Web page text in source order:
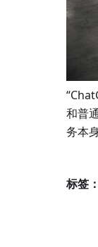
和普
务本
标签